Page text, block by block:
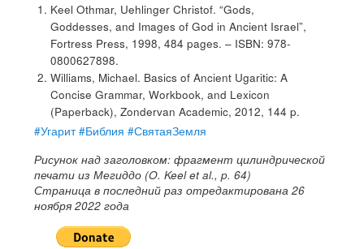
Keel Othmar, Uehlinger Christof. “Gods,
Goddesses, and Images of God in Ancient Israel”,
Fortress Press, 1998, 484 pages. – ISBN: 978-
0800627898.
Williams, Michael. Basics of Ancient Ugaritic: A
Concise Grammar, Workbook, and Lexicon
(Paperback), Zondervan Academic, 2012, 144 p.
#Угарит #Библия #СвятаяЗемля
Рисунок над заголовком: фрагмент цилиндрической
печати из Мегиддо (O. Keel et al., p. 64)
Страница в последний раз отредактирована 26
ноября 2022 года